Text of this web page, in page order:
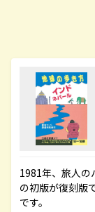
1981年、旅人の
の初版が復刻版
です。